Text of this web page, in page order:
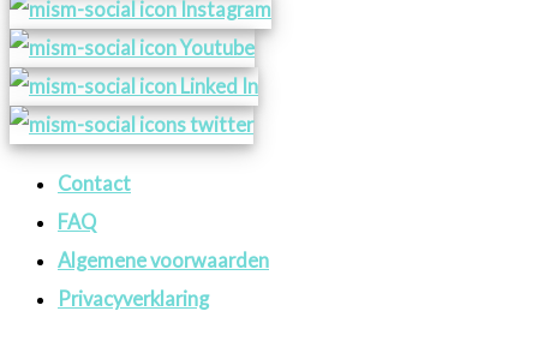
Contact
FAQ
Algemene voorwaarden
Privacyverklaring